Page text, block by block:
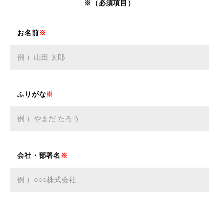
※（必須項目）
お名前 ※
ふりがな※
会社・部署名 ※